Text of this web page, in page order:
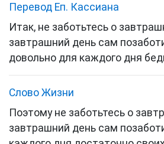
Перевод Еп. Кассиана
Итак, не заботьтесь о
завтрашний день сам
довольно для каждого дня
Слово Жизни
Поэтому не заботьтесь о
завтрашний день сам